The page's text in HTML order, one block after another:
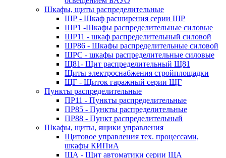
Шкафы, щиты распределительные
ШР - Шкаф расширения серии ШР
ШР1 -Шкафы распределительные силовые
ШР11 - шкаф распределительный силовой
ШР86 - Шкафы распределительные силовой
ШРС - шкафы распределительные силовые
Щ81- Щит распределительный Щ81
Щиты электроснабжения стройплощадки
ЩГ - Щиток гаражный серии ЩГ
Пункты распределительные
ПР11 - Пункты распределительные
ПР85 - Пункты распределительные
ПР88 - Пункт распределительный
Шкафы, щиты, ящики управления
Щитовое управления тех. процессами,
шкафы КИПиА
ЩА - Щит автоматики серии ЩА